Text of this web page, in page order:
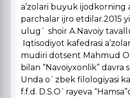
a’zolari buyuk ijodkorning
parchalar ijro etdilar.2015
ulug` shoir A.Navoiy
Iqtisodiyot kafedrasi
mudiri dotsent Mahmud
bilan “Navoiyxonlik”
Unda o`zbek filologiyasi
f.f.d. D.S.O`rayeva